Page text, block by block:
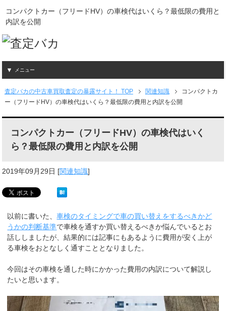
コンパクトカー（フリードHV）の車検代はいくら？最低限の費用と
内訳を公開
メニュー
査定バカの中古車買取査定の暴露サイト！ TOP 関連知識
コンパクトカ
ー（フリードHV）の車検代はいくら？最低限の費用と内訳を公開
コンパクトカー（フリードHV）の車検代はいく
ら？最低限の費用と内訳を公開
2019年09月29日 [関連知識]
以前に書いた、車検のタイミングで車の買い替えをするべきかど
うかの判断基準で車検を通すか買い替えるべきか悩んでいるとお
話ししましたが、結果的には記事にもあるように費用が安く上が
る車検をおとなしく通すこととなりました。
今回はその車検を通した時にかかった費用の内訳について解説し
たいと思います。